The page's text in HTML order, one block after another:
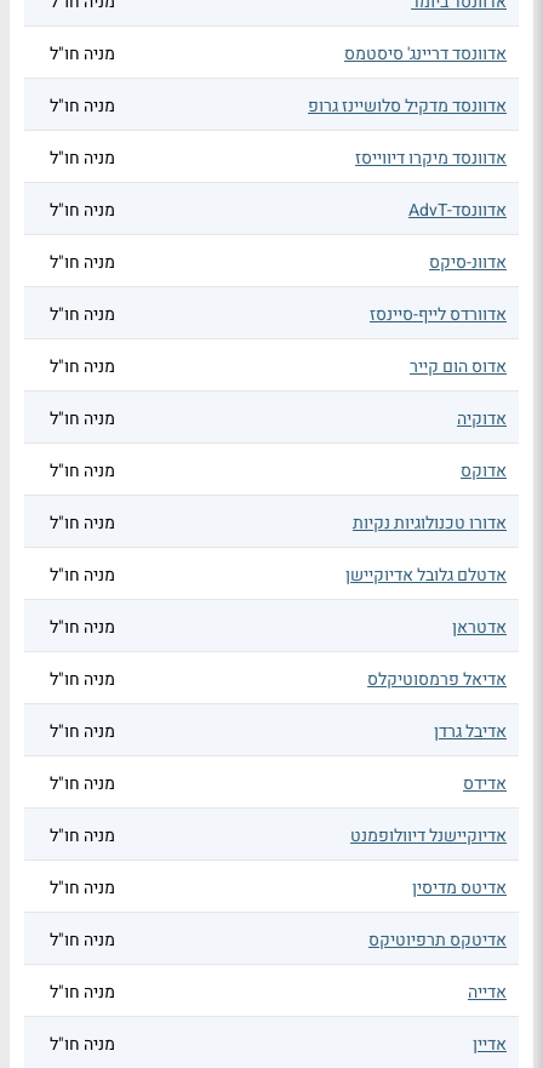
אדוונסד דריינג' סיסטמס מניה חו"ל
אדוונסד מדקיל סלושיינז גרופ מניה חו"ל
אדוונסד מיקרו דיווייסז מניה חו"ל
אדוונסד-AdvT מניה חו"ל
אדוונ-סיקס מניה חו"ל
אדוורדס לייף-סיינסז מניה חו"ל
אדוס הום קייר מניה חו"ל
אדוקיה מניה חו"ל
אדוקס מניה חו"ל
אדורו טכנולוגיות נקיות מניה חו"ל
אדטלם גלובל אדיוקיישן מניה חו"ל
אדטראן מניה חו"ל
אדיאל פרמסוטיקלס מניה חו"ל
אדיבל גרדן מניה חו"ל
אדידס מניה חו"ל
אדיוקיישנל דיוולופמנט מניה חו"ל
אדיטס מדיסין מניה חו"ל
אדיטקס תרפיוטיקס מניה חו"ל
אדייה מניה חו"ל
אדיין מניה חו"ל